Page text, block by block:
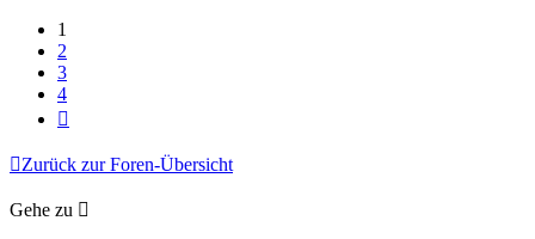
1
2
3
4
Zurück zur Foren-Übersicht
Gehe zu